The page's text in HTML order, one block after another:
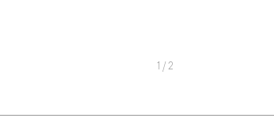
1 / 2